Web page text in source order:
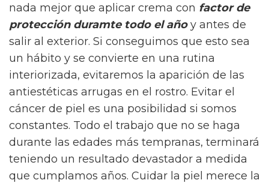
nada mejor que aplicar crema con factor de
protección duramte todo el añoy antes de
salir al exterior. Si conseguimos que esto sea
un hábito y se convierte en una rutina
interiorizada, evitaremos la aparición de las
antiestéticas arrugas en el rostro. Evitar el
cáncer de piel es una posibilidad si somos
constantes. Todo el trabajo que no se haga
durante las edades más tempranas, terminará
teniendo un resultado devastador a medida
que cumplamos años. Cuidar la piel merece la